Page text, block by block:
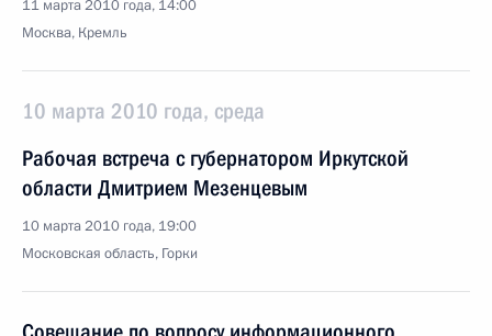
11 марта 2010 года, 14:00
Москва, Кремль
10 марта 2010 года, среда
Рабочая встреча с губернатором Иркутской
области Дмитрием Мезенцевым
10 марта 2010 года, 19:00
Московская область, Горки